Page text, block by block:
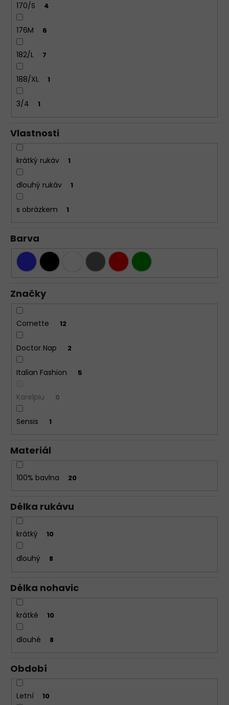
170/S 4
176M 6
182/L 7
188/XL 1
3/4 1
Vlastnosti
krátký rukáv 1
dlouhý rukáv 1
s obrázkem 1
Barva
Značky
Cornette 12
Doctor Nap 2
Italian Fashion 5
Karelpiu 0
Sensis 1
Materiál
100% bavlna 20
Délka rukávu
krátký 10
dlouhý 8
Délka nohavic
krátké 10
dlouhé 8
Období
Letní 10